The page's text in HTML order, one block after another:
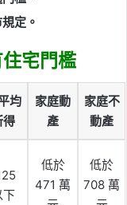
定。
宅門檻
均
得
家庭動
產
家庭不
動產
下
低於
471 萬
低於
708 萬